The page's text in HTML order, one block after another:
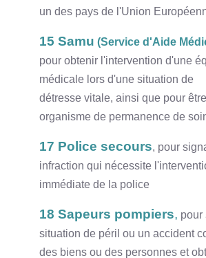
un des pays de l'Union
15 Samu (Service d'Aide
pour obtenir l'intervention d'une
médicale lors d'une situation de
détresse vitale, ainsi que pour
organisme de permanence de
17 Police secours, pour
infraction qui nécessite
immédiate de la police
18 Sapeurs pompiers, pour
situation de péril ou un accident
des biens ou des personnes et